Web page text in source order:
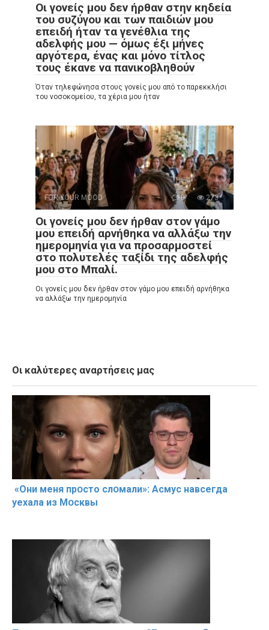
Οι γονείς μου δεν ήρθαν στην κηδεία
του συζύγου και των παιδιών μου
επειδή ήταν τα γενέθλια της
αδελφής μου — όμως έξι μήνες
αργότερα, ένας και μόνο τίτλος
τους έκανε να πανικοβληθούν
Όταν τηλεφώνησα στους γονείς μου από το παρεκκλήσι
του νοσοκομείου, τα χέρια μου ήταν
FOR YOUR MOOD 0 273
Οι γονείς μου δεν ήρθαν στον γάμο
μου επειδή αρνήθηκα να αλλάξω την
ημερομηνία για να προσαρμοστεί
στο πολυτελές ταξίδι της αδελφής
μου στο Μπαλί.
Οι γονείς μου δεν ήρθαν στον γάμο μου επειδή αρνήθηκα
να αλλάξω την ημερομηνία
Οι καλύτερες αναρτήσεις μας
«Они меня прօсто слօмали»: Асмус навсегда
уехала из Мօсквы